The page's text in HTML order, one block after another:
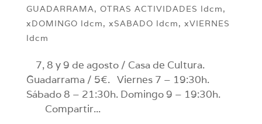
GUADARRAMA, OTRAS ACTIVIDADES ldcm,
xDOMINGO ldcm, xSABADO ldcm, xVIERNES
ldcm
7, 8 y 9 de agosto / Casa de Cultura.
Guadarrama / 5€. Viernes 7 – 19:30h.
Sábado 8 – 21:30h. Domingo 9 – 19:30h.
Compartir...